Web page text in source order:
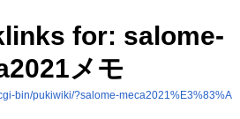
for: salome-
メモ
bin/pukiwiki/?salome-meca2021%E3%83%A